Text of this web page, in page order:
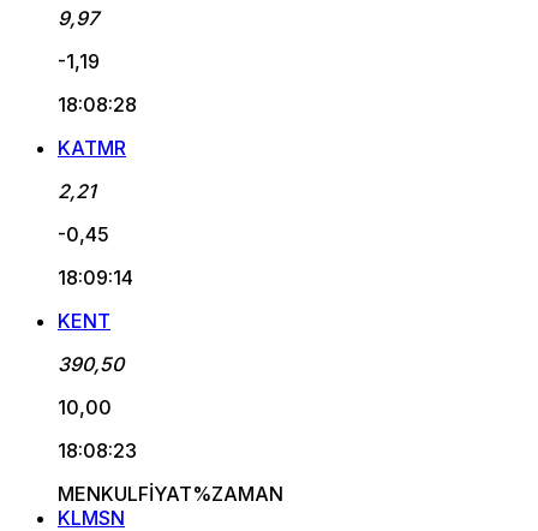
9,97
-1,19
18:08:28
KATMR
2,21
-0,45
18:09:14
KENT
390,50
10,00
18:08:23
MENKULFİYAT%ZAMAN
KLMSN